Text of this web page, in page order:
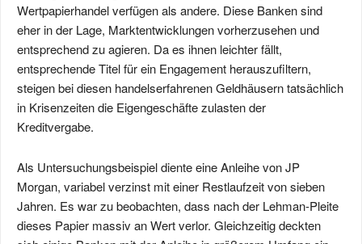
Wertpapierhandel verfügen als andere. Diese Banken sind
eher in der Lage, Marktentwicklungen vorherzusehen und
entsprechend zu agieren. Da es ihnen leichter fällt,
entsprechende Titel für ein Engagement herauszufiltern,
steigen bei diesen handelserfahrenen Geldhäusern tatsächlich
in Krisenzeiten die Eigengeschäfte zulasten der
Kreditvergabe.
Als Untersuchungsbeispiel diente eine Anleihe von JP
Morgan, variabel verzinst mit einer Restlaufzeit von sieben
Jahren. Es war zu beobachten, dass nach der Lehman-Pleite
dieses Papier massiv an Wert verlor. Gleichzeitig deckten